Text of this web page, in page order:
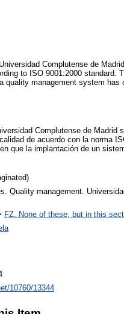
Complutense de
to ISO 9001:2000 standard.
quality management system has
Complutense de
de acuerdo con la norma
que la implantación de un
Quality management.
FZ. None of these, but in this
10760/13344